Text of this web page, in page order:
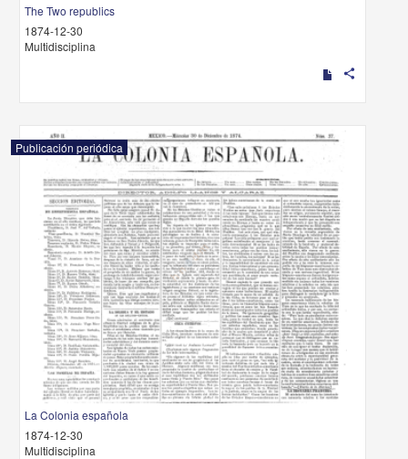
The Two republics
1874-12-30
Multidisciplina
share
Publicación periódica
La Colonia española
1874-12-30
Multidisciplina